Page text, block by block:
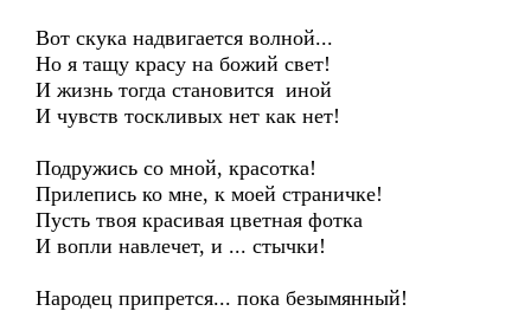
Вот скука надвигается волной...
Но я тащу красу на божий свет!
И жизнь тогда становится иной
И чувств тоскливых нет как нет!
Подружись со мной, красотка!
Прилепись ко мне, к моей страничке!
Пусть твоя красивая цветная фотка
И вопли навлечет, и ... стычки!
Народец припрется... пока безымянный!